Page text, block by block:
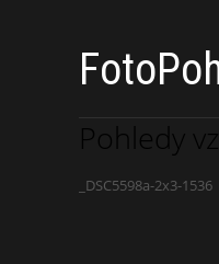
Pohledy
_DSC5598a-2x3-1536